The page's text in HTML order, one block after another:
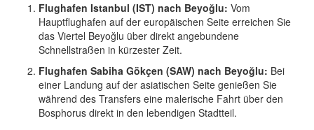
Flughafen Istanbul (IST) nach Beyoğlu: Vom
Hauptflughafen auf der europäischen Seite erreichen Sie
das Viertel Beyoğlu über direkt angebundene
Schnellstraßen in kürzester Zeit.
Flughafen Sabiha Gökçen (SAW) nach Beyoğlu: Bei
einer Landung auf der asiatischen Seite genießen Sie
während des Transfers eine malerische Fahrt über den
Bosphorus direkt in den lebendigen Stadtteil.